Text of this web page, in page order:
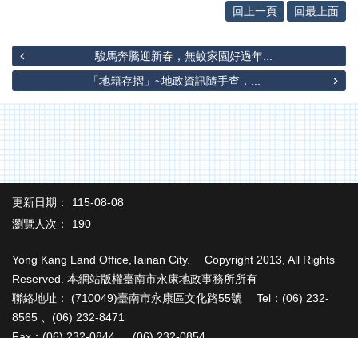
他
服
地
籍
圖
實
價
錄
未
辦
繼
承
回上一頁 回最上面
駿馬奔騰迎新春，無蚊家園好過年...
「地籍存摺」~地政資訊隨手查，...
更新日期：
115-08-08
瀏覽人次：
190
Yong Kang Land Office,Tainan City. Copyright 2013, All Rights
Reserved. 本網站版權臺南市永康地政事務所所有
聯絡地址： (710049)臺南市永康區文化路55號 Tel：(06) 232-
8565 、(06) 232-8471